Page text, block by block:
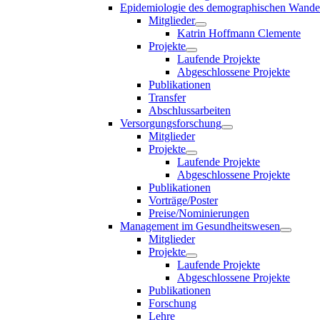
Epidemiologie des demographischen
Mitglieder
Katrin Hoffmann Clemente
Projekte
Laufende Projekte
Abgeschlossene Projekte
Publikationen
Transfer
Abschlussarbeiten
Versorgungsforschung
Mitglieder
Projekte
Laufende Projekte
Abgeschlossene Projekte
Publikationen
Vorträge/Poster
Preise/Nominierungen
Management im Gesundheitswesen
Mitglieder
Projekte
Laufende Projekte
Abgeschlossene Projekte
Publikationen
Forschung
Lehre